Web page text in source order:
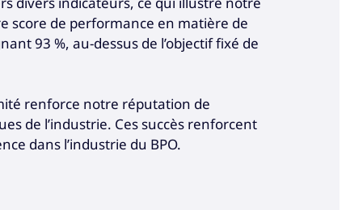
score de performance en matière de
93 %, au-dessus de l’objectif fixé de
renforce notre réputation de
de l’industrie. Ces succès renforcent
dans l’industrie du BPO.